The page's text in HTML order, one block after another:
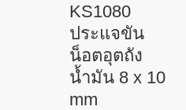
KS1080
ประแจขัน
น็อตอุตถัง
น้ำมัน 8 x 10
mm